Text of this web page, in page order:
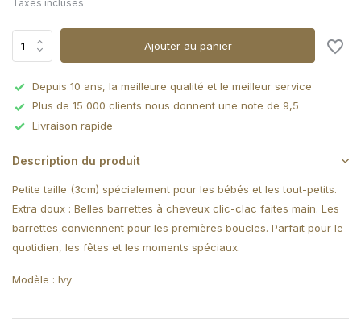
Taxes incluses
Ajouter au panier
Depuis 10 ans, la meilleure qualité et le meilleur service
Plus de 15 000 clients nous donnent une note de 9,5
Livraison rapide
Description du produit
Petite taille (3cm) spécialement pour les bébés et les tout-petits.
Extra doux : Belles barrettes à cheveux clic-clac faites main. Les
barrettes conviennent pour les premières boucles. Parfait pour le
quotidien, les fêtes et les moments spéciaux.
Modèle : Ivy